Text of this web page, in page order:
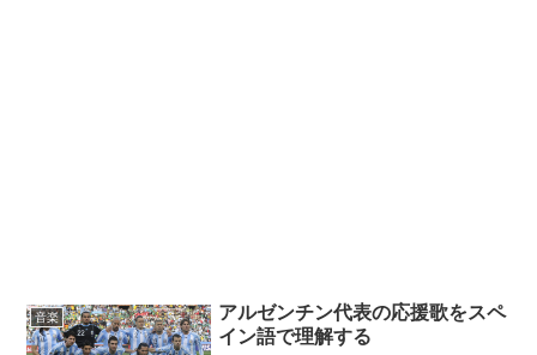
音楽
アルゼンチン代表の応援歌をスペ
イン語で理解する